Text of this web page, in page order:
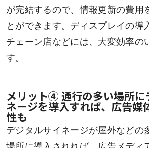
が完結するので、情報更新の費用
とができます。ディスプレイの導
チェーン店などには、大変効率の
す。
メリット④ 通行の多い場所に
ネージを導入すれば、広告媒
性も
デジタルサイネージが屋外などの